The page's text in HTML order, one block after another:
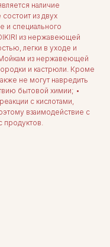
наличие
из двух
и специального
из нержавеющей
легки в уходе и
из нержавеющей
и кастрюли. Кроме
не могут навредить
бытовой химии; •
с кислотами,
взаимодействие с
продуктов.